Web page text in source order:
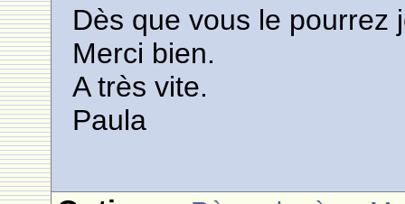
Dès que vous le pourrez
Merci bien.
A très vite.
Paula